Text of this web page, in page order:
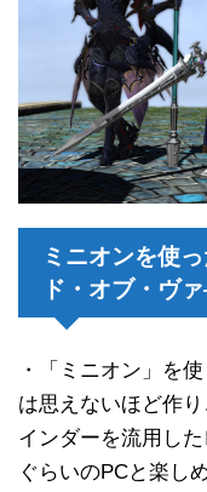
ミニオンを使
ド・オブ・ヴ
・「ミニオン」を
は思えないほど作
インダーを流用し
ぐらいのPCと楽し